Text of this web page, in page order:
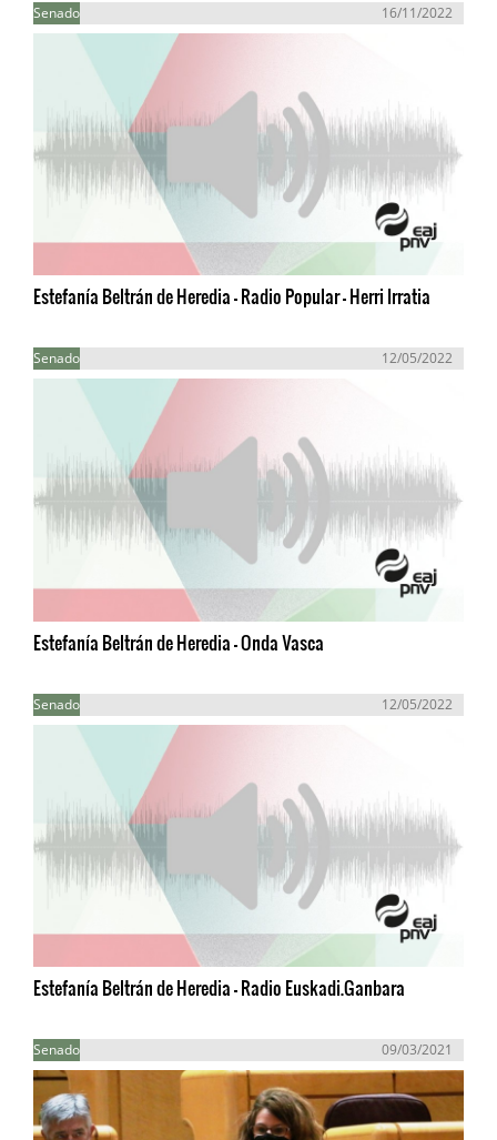
Senado 16/11/2022
Estefanía Beltrán de Heredia - Radio Popular - Herri Irratia
Senado 12/05/2022
Estefanía Beltrán de Heredia - Onda Vasca
Senado 12/05/2022
Estefanía Beltrán de Heredia - Radio Euskadi.Ganbara
Senado 09/03/2021